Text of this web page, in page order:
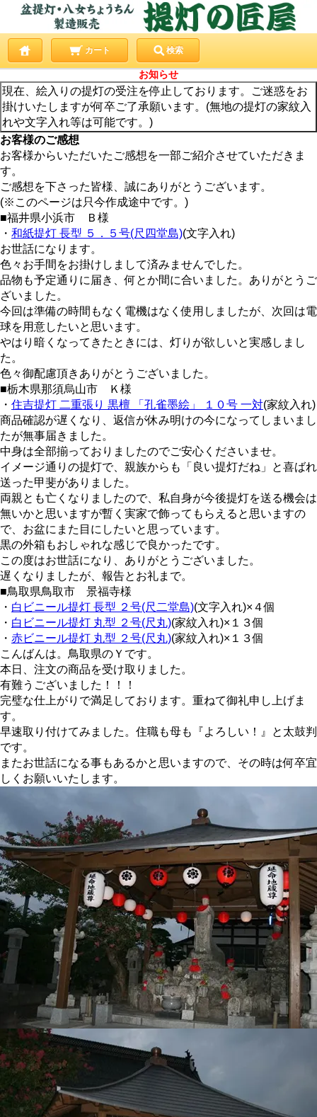
カート 検索
お知らせ
現在、絵入りの提灯の受注を停止しております。ご迷惑をお
掛けいたしますが何卒ご了承願います。(無地の提灯の家紋入
れや文字入れ等は可能です。)
お客様のご感想
お客様からいただいたご感想を一部ご紹介させていただきま
す。
ご感想を下さった皆様、誠にありがとうございます。
(※このページは只今作成途中です。)
■福井県小浜市 Ｂ様
・ 和紙提灯 長型 ５．５号(尺四堂島)(文字入れ)
お世話になります。
色々お手間をお掛けしまして済みませんでした。
品物も予定通りに届き、何とか間に合いました。ありがとうご
ざいました。
今回は準備の時間もなく電機はなく使用しましたが、次回は電
球を用意したいと思います。
やはり暗くなってきたときには、灯りが欲しいと実感しまし
た。
色々御配慮頂きありがとうございました。
■栃木県那須烏山市 Ｋ様
・ 住吉提灯 二重張り 黒檀 「孔雀墨絵」 １０号 一対(家紋入れ)
商品確認が遅くなり、返信が休み明けの今になってしまいまし
たが無事届きました。
中身は全部揃っておりましたのでご安心くださいませ。
イメージ通りの提灯で、親族からも「良い提灯だね」と喜ばれ
送った甲斐がありました。
両親とも亡くなりましたので、私自身が今後提灯を送る機会は
無いかと思いますが暫く実家で飾ってもらえると思いますの
で、お盆にまた目にしたいと思っています。
黒の外箱もおしゃれな感じで良かったです。
この度はお世話になり、ありがとうございました。
遅くなりましたが、報告とお礼まで。
■鳥取県鳥取市 景福寺様
・ 白ビニール提灯 長型 ２号(尺二堂島)(文字入れ)×４個
・ 白ビニール提灯 丸型 ２号(尺丸)(家紋入れ)×１３個
・ 赤ビニール提灯 丸型 ２号(尺丸)(家紋入れ)×１３個
こんばんは。鳥取県のＹです。
本日、注文の商品を受け取りました。
有難うございました！！！
完璧な仕上がりで満足しております。重ねて御礼申し上げま
す。
早速取り付けてみました。住職も母も『よろしい！』と太鼓判
です。
またお世話になる事もあるかと思いますので、その時は何卒宜
しくお願いいたします。